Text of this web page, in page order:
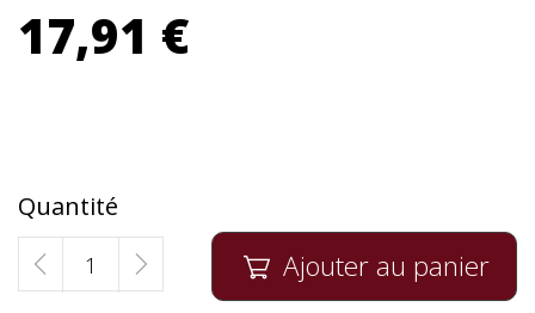
17,91 €
Quantité
 Ajouter au panier